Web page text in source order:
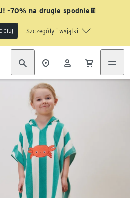
-70% na drugie spodnie👖
Szczegóły i wyjątki